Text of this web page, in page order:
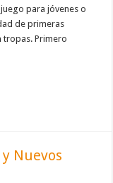
para jóvenes o
de primeras
tropas. Primero
Nuevos